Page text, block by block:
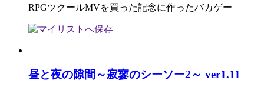
RPGツクールMVを買った記念に作ったバカゲー
昼と夜の隙間～寂寥のシーソー2～ ver1.11